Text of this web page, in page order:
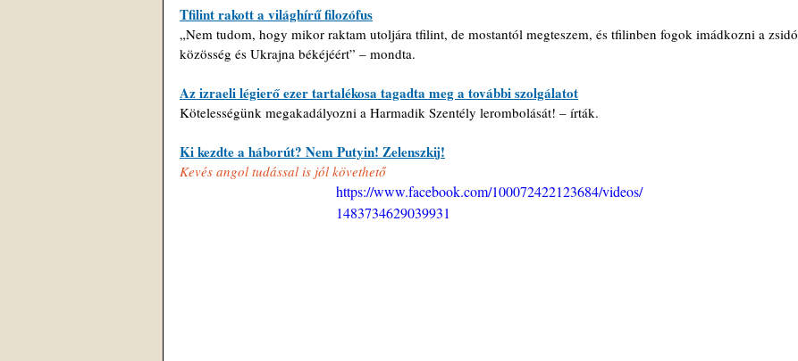
Tfilint rakott a világhírű filozófus
„Nem tudom, hogy mikor raktam utoljára tfilint, de mostantól megteszem, és tfilinben fogok imádkozni a zsidó
közösség és Ukrajna békéjéért” – mondta.
Az izraeli légierő ezer tartalékosa tagadta meg a további szolgálatot
Kötelességünk megakadályozni a Harmadik Szentély lerombolását! – írták.
Ki kezdte a háborút? Nem Putyin! Zelenszkij!
Kevés angol tudással is jól követhető
https://www.facebook.com/100072422123684/videos/
1483734629039931